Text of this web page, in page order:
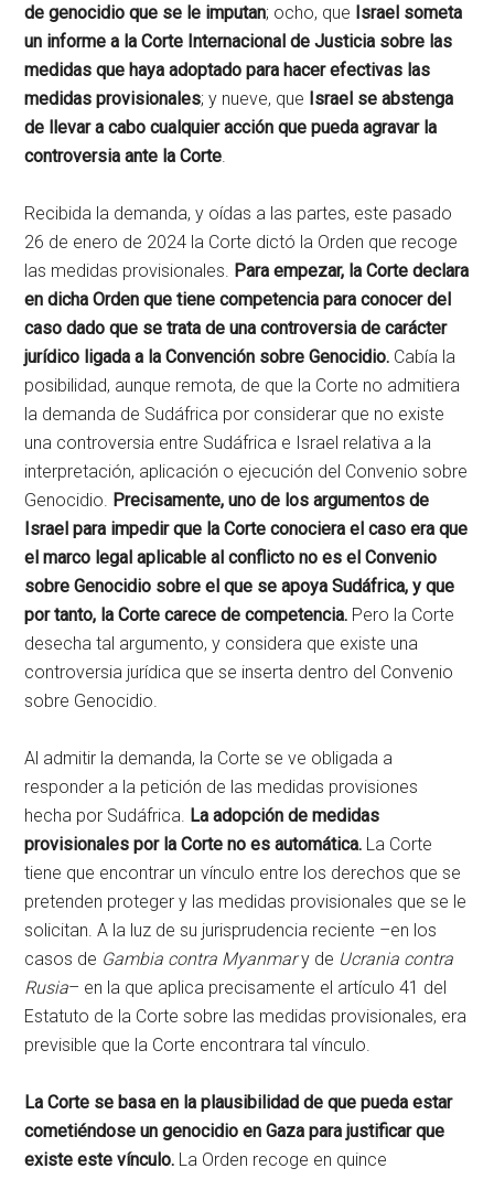
de genocidio que se le imputan; ocho, que Israel someta
un informe a la Corte Internacional de Justicia sobre las
medidas que haya adoptado para hacer efectivas las
medidas provisionales; y nueve, que Israel se abstenga
de llevar a cabo cualquier acción que pueda agravar la
controversia ante la Corte
Recibida la demanda, y oídas a las partes, este pasado
26 de enero de 2024 la Corte dictó la Orden que recoge
las medidas provisionales. Para empezar, la Corte declara
en dicha Orden que tiene competencia para conocer del
caso dado que se trata de una controversia de carácter
jurídico ligada a la Convención sobre Genocidio. Cabía la
posibilidad, aunque remota, de que la Corte no admitiera
la demanda de Sudáfrica por considerar que no existe
una controversia entre Sudáfrica e Israel relativa a la
interpretación, aplicación o ejecución del Convenio sobre
Genocidio. Precisamente, uno de los argumentos de
Israel para impedir que la Corte conociera el caso era que
el marco legal aplicable al conflicto no es el Convenio
sobre Genocidio sobre el que se apoya Sudáfrica, y que
por tanto, la Corte carece de competencia. Pero la Corte
desecha tal argumento, y considera que existe una
controversia jurídica que se inserta dentro del Convenio
sobre Genocidio.
Al admitir la demanda, la Corte se ve obligada a
responder a la petición de las medidas provisiones
hecha por Sudáfrica. La adopción de medidas
provisionales por la Corte no es automática. La Corte
tiene que encontrar un vínculo entre los derechos que se
pretenden proteger y las medidas provisionales que se le
solicitan. A la luz de su jurisprudencia reciente –en los
casos de Gambia contra Myanmary de Ucrania contra
Rusia– en la que aplica precisamente el artículo 41 del
Estatuto de la Corte sobre las medidas provisionales, era
previsible que la Corte encontrara tal vínculo.
La Corte se basa en la plausibilidad de que pueda estar
cometiéndose un genocidio en Gaza para justificar que
existe este vínculo. La Orden recoge en quince